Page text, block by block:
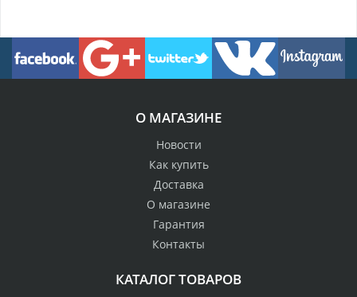
О МАГАЗИНЕ
Новости
Как купить
Доставка
О магазине
Гарантия
Контакты
КАТАЛОГ ТОВАРОВ